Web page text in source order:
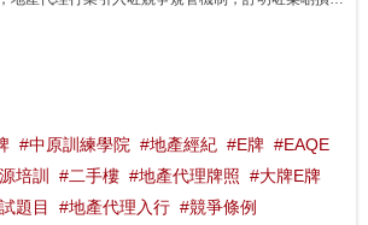
#中原訓練學院 #地產經紀 #E牌 #EAQE
培訓 #二手樓 #地產代理牌照 #大牌E牌
題目 #地產代理入行 #競爭條例